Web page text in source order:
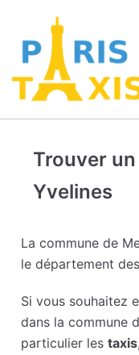
Trouver
Yvelines
La commune de
le département
Si vous souhaitez
dans la commune
particulier lestaxis